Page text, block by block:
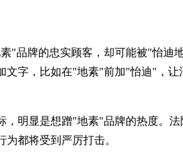
"品牌的忠实顾客，却可能被"怡
字，比如在"地素"前加"怡迪"，
明显是想蹭"地素"品牌的热度。
都将受到严厉打击。